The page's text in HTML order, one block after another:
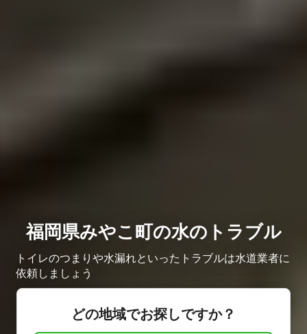
福岡県みやこ町の水のトラブル
トイレのつまりや水漏れといったトラブルは水道業者に
依頼しましょう
どの地域でお探しですか？